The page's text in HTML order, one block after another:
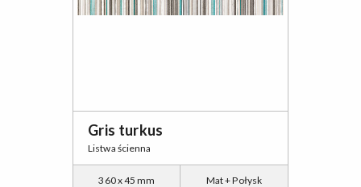
Gris turkus
Listwa ścienna
360 x 45 mm Mat + Połysk